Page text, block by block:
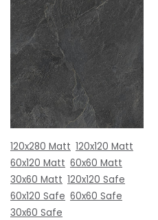
120x280 Matt 120x120 Matt
60x120 Matt 60x60 Matt
30x60 Matt 120x120 Safe
60x120 Safe 60x60 Safe
30x60 Safe